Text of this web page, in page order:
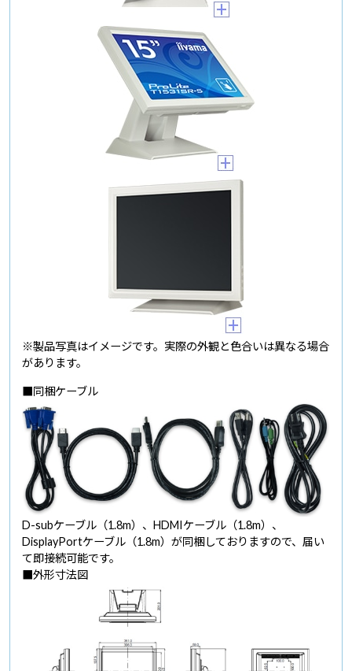
※製品写真はイメージです。実際の外観と色合いは異なる場合
があります。
■同梱ケーブル
D-subケーブル（1.8m）、HDMIケーブル（1.8m）、
DisplayPortケーブル（1.8m）が同梱しておりますので、届い
て即接続可能です。
■外形寸法図